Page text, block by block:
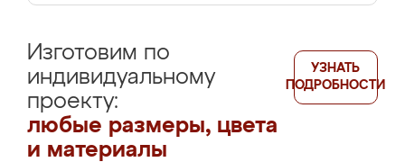
Изготовим по
индивидуальному
проекту:
любые размеры, цвета
и материалы
УЗНАТЬ
ПОДРОБНОСТИ